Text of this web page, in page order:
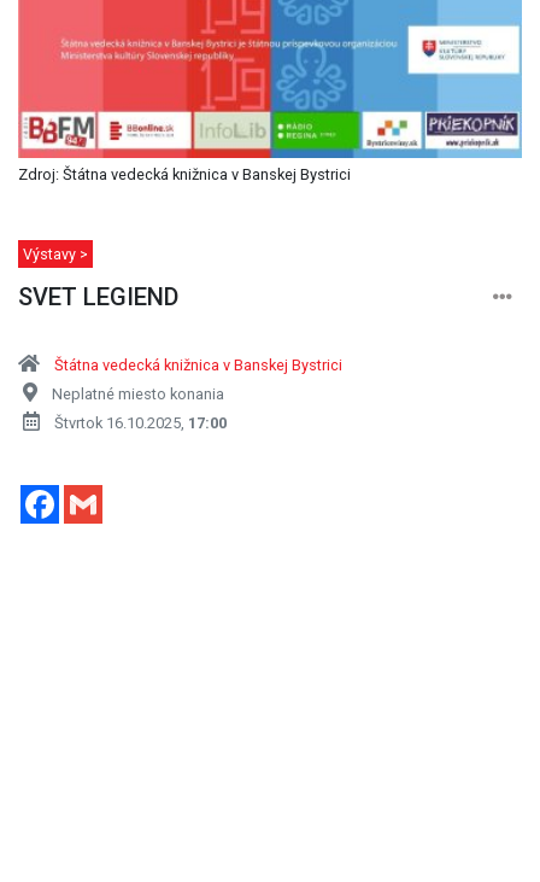
Zdroj: Štátna vedecká knižnica v Banskej Bystrici
Výstavy >
SVET LEGIEND
Štátna vedecká knižnica v Banskej Bystrici
Neplatné miesto konania
Štvrtok 16.10.2025, 17:00
Facebook